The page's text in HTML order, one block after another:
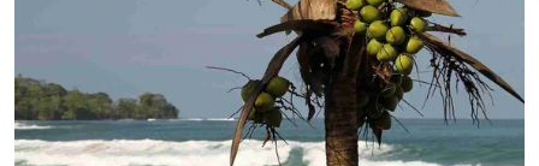
qui vous transmettra tout son savoir.
Dîner non inclus, et nuit à l’hôtel.